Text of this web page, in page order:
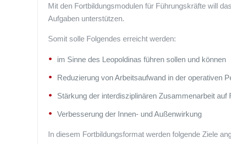
Mit den Fortbildungsmodulen für Führungskräfte will
Aufgaben unterstützen.
Somit solle Folgendes erreicht werden:
im Sinne des Leopoldinas führen sollen und können
Reduzierung von Arbeitsaufwand in der operativen
Stärkung der interdisziplinären Zusammenarbeit auf
Verbesserung der Innen- und Außenwirkung
In diesem Fortbildungsformat werden folgende Ziele